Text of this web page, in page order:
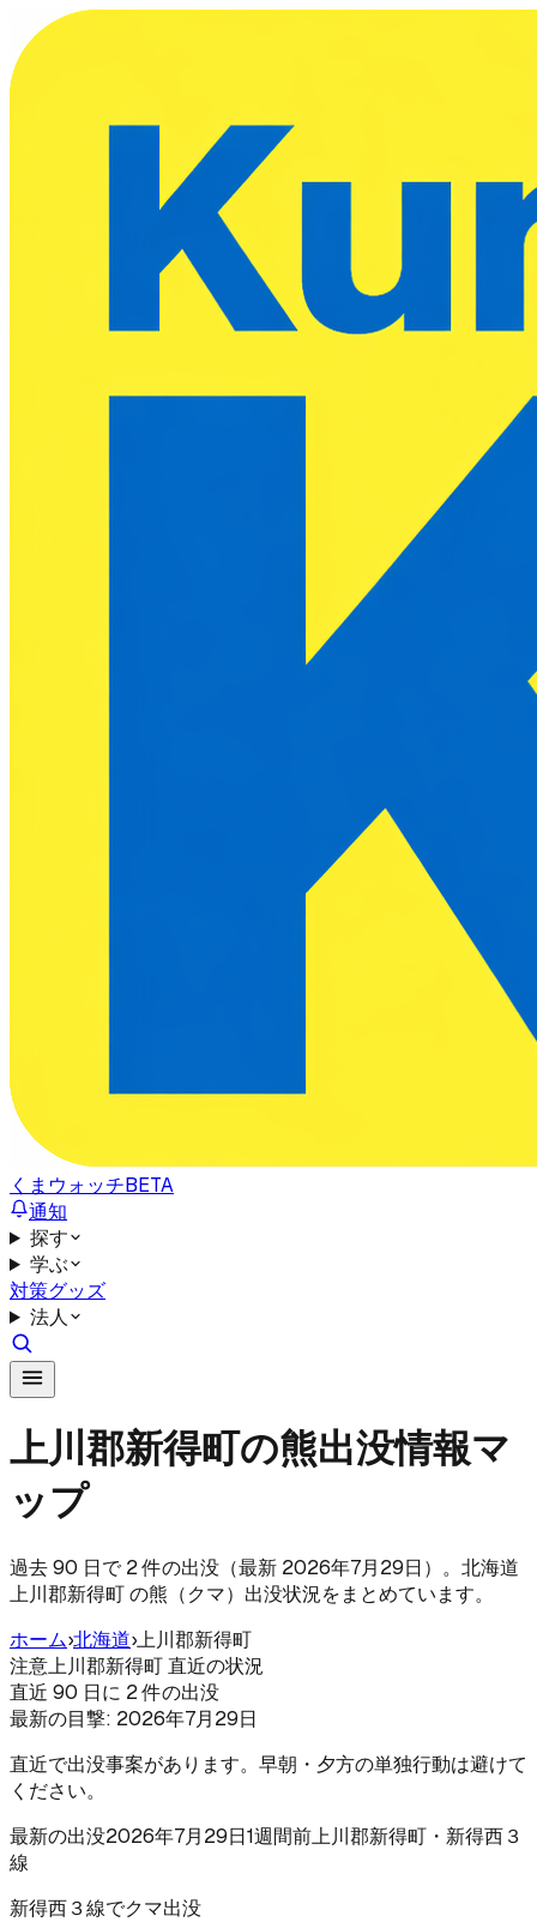
くまウォッチBETA
通知
探す
学ぶ
対策グッズ
法人
上川郡新得町の熊出没情報マ
ップ
過去 90 日で 2 件の出没（最新 2026年7月29日）。北海道
上川郡新得町 の熊（クマ）出没状況をまとめています。
ホーム›北海道›上川郡新得町
注意上川郡新得町 直近の状況
直近 90 日に 2 件の出没
最新の目撃: 2026年7月29日
直近で出没事案があります。早朝・夕方の単独行動は避けて
ください。
最新の出没2026年7月29日1週間前上川郡新得町 ・新得西３
線
新得西３線でクマ出没